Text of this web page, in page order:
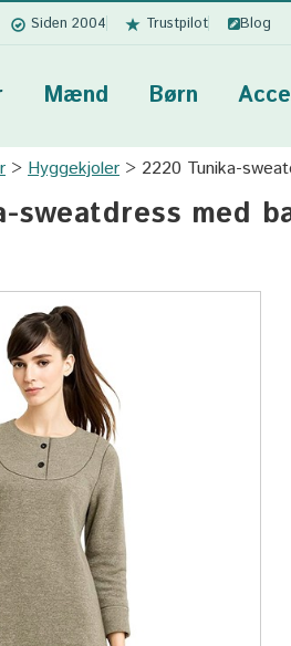
Siden 2004 Trustpilot Blog
Mænd Børn
Hyggekjoler 2220 Tunika-
sweatdress med